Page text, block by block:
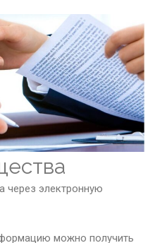
через электронную
можно получить